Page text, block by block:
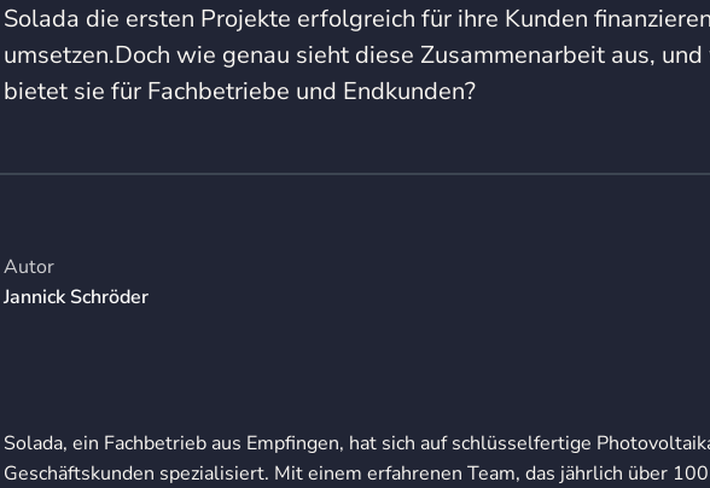
Solada die ersten Projekte erfolgreich für ihre Kunden
umsetzen.Doch wie genau sieht diese Zusammenarbeit aus,
bietet sie für Fachbetriebe und Endkunden?
Autor
Jannick Schröder
Solada, ein Fachbetrieb aus Empfingen, hat sich auf schlüsselfertige
Geschäftskunden spezialisiert. Mit einem erfahrenen Team, das jährlich über